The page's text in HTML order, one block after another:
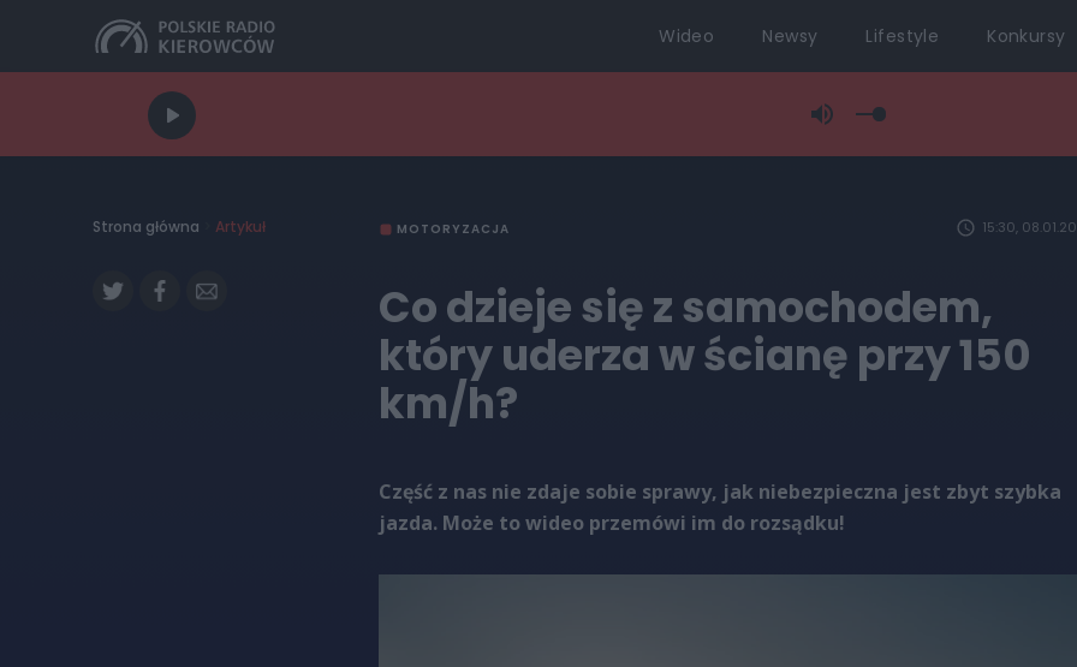
Wideo Newsy Lifestyle Konkursy
Strona główna Artykuł MOTORYZACJA 15:30,
Co dzieje się z samochodem,
który uderza w ścianę przy 150
km/h?
Część z nas nie zdaje sobie sprawy, jak niebezpieczna jest zbyt szybka
jazda. Może to wideo przemówi im do rozsądku!